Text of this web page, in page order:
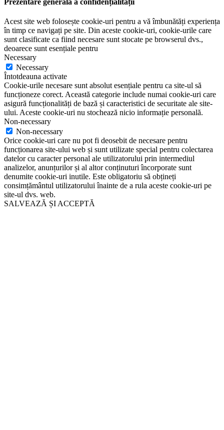
Acest site web folosește cookie-uri pentru a vă îmbunătăți experiența
în timp ce navigați pe site. Din aceste cookie-uri, cookie-urile care
sunt clasificate ca fiind necesare sunt stocate pe browserul dvs.,
deoarece sunt esențiale pentru
Necessary
Necessary
Întotdeauna activate
Cookie-urile necesare sunt absolut esențiale pentru ca site-ul să
funcționeze corect. Această categorie include numai cookie-uri care
asigură funcționalități de bază și caracteristici de securitate ale site-
ului. Aceste cookie-uri nu stochează nicio informație personală.
Non-necessary
Non-necessary
Orice cookie-uri care nu pot fi deosebit de necesare pentru
funcționarea site-ului web și sunt utilizate special pentru colectarea
datelor cu caracter personal ale utilizatorului prin intermediul
analizelor, anunțurilor și al altor conținuturi încorporate sunt
denumite cookie-uri inutile. Este obligatoriu să obțineți
consimțământul utilizatorului înainte de a rula aceste cookie-uri pe
site-ul dvs. web.
SALVEAZĂ ȘI ACCEPTĂ